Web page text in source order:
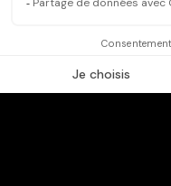
Qui sommes-nous ?